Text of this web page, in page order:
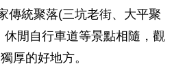
傳統聚落(三坑老街、大平聚
閒自行車道等景點相隨，觀
厚的好地方。